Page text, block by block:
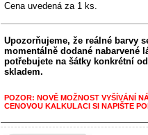
Cena uvedená za 1 ks.
Upozorňujeme, že reálné barvy
momentálně dodané nabarvené
potřebujete na šátky konkrétní
skladem.
POZOR: NOVĚ MOŽNOST VYŠÍVÁNÍ
CENOVOU KALKULACI SI NAPIŠTE